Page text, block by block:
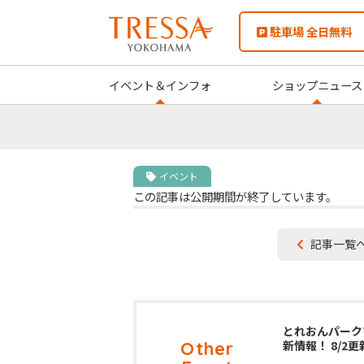
駐車場 全日無料
イベント＆インフォ ショップニュース
イベント
この記事は公開期間が終了しています。
記事一覧
Other
とれおんパー
新情報！ 8/2更